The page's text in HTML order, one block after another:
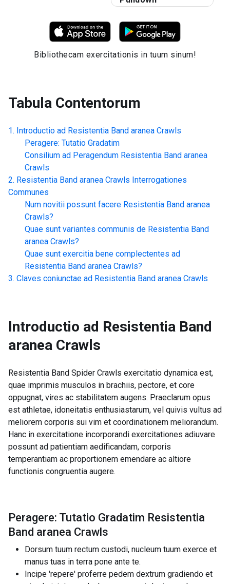
Bibliothecam exercitationis in tuum sinum!
Tabula Contentorum
Introductio ad Resistentia Band aranea Crawls
Peragere: Tutatio Gradatim
Consilium ad Peragendum Resistentia Band aranea
Crawls
Resistentia Band aranea Crawls Interrogationes
Communes
Num novitii possunt facere Resistentia Band aranea
Crawls?
Quae sunt variantes communis de Resistentia Band
aranea Crawls?
Quae sunt exercitia bene complectentes ad
Resistentia Band aranea Crawls?
Claves coniunctae ad Resistentia Band aranea Crawls
Introductio ad Resistentia Band
aranea Crawls
Resistentia Band Spider Crawls exercitatio dynamica est,
quae imprimis musculos in brachiis, pectore, et core
oppugnat, vires ac stabilitatem augens. Praeclarum opus
est athletae, idoneitatis enthusiastarum, vel quivis vultus ad
meliorem corporis sui vim et coordinationem meliorandum.
Hanc in exercitatione incorporandi exercitationes adiuvare
possunt ad patientiam aedificandam, corporis
temperantiam ac proportionem emendare ac altiore
functionis congruentia augere.
Peragere: Tutatio Gradatim Resistentia
Band aranea Crawls
Dorsum tuum rectum custodi, nucleum tuum exerce et
manus tuas in terra pone ante te.
Incipe 'repere' proferre pedem dextrum gradiendo et